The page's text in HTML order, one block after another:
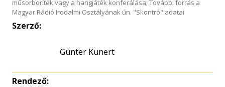
műsorboríték vagy a hangjáték konferálása; További forrás a
Magyar Rádió Irodalmi Osztályának ún. "Skontró" adatai
Szerző:
Günter Kunert
Rendező: